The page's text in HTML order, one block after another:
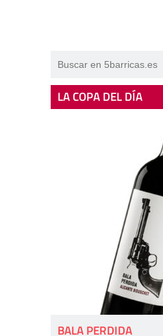
LA COPA DEL DÍA
BALA PERDIDA